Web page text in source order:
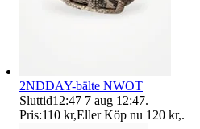
2NDDAY-bälte NWOT
Sluttid12:47 7 aug 12:47.
Pris:110 kr,Eller Köp nu 120 kr,.